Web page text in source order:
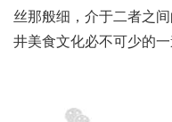
丝那般细，介于二者之
井美食文化必不可少的一